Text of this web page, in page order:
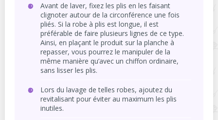
Avant de laver, fixez les plis en les faisant
clignoter autour de la circonférence une fois
pliés. Si la robe à plis est longue, il est
préférable de faire plusieurs lignes de ce type.
Ainsi, en plaçant le produit sur la planche à
repasser, vous pourrez le manipuler de la
même manière qu’avec un chiffon ordinaire,
sans lisser les plis.
Lors du lavage de telles robes, ajoutez du
revitalisant pour éviter au maximum les plis
inutiles.